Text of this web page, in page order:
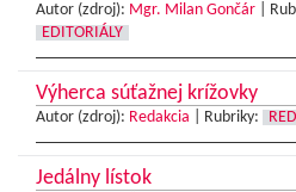
Autor (zdroj): Mgr. Milan Gončár
EDITORIÁLY
Výherca súťažnej krížovky
Autor (zdroj): Redakcia Rubriky:
Jedálny lístok